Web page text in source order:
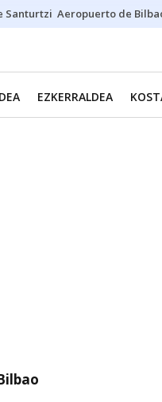
Santurtzi Aeropuerto de
EZKERRALDEA